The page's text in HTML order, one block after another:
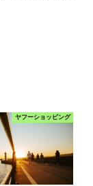
ヤフーショッピング